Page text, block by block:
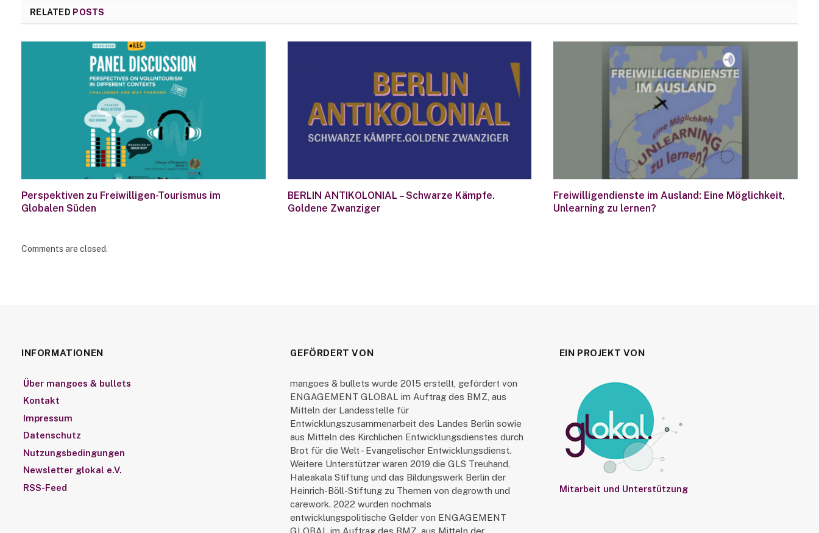
RELATED POSTS
Perspektiven zu Freiwilligen-Tourismus im
Globalen Süden
BERLIN ANTIKOLONIAL – Schwarze Kämpfe.
Goldene Zwanziger
Freiwilligendienste im Ausland: Eine Möglichkeit,
Unlearning zu lernen?
Comments are closed.
INFORMATIONEN
Über mangoes & bullets
Kontakt
Impressum
Datenschutz
Nutzungsbedingungen
Newsletter glokal e.V.
RSS-Feed
GEFÖRDERT VON
mangoes & bullets wurde 2015 erstellt, gefördert von
ENGAGEMENT GLOBAL im Auftrag des BMZ, aus
Mitteln der Landesstelle für
Entwicklungszusammenarbeit des Landes Berlin sowie
aus Mitteln des Kirchlichen Entwicklungsdienstes durch
Brot für die Welt - Evangelischer Entwicklungsdienst.
Weitere Unterstützer waren 2019 die GLS Treuhand,
Haleakala Stiftung und das Bildungswerk Berlin der
Heinrich-Böll-Stiftung zu Themen von degrowth und
carework. 2022 wurden nochmals
entwicklungspolitische Gelder von ENGAGEMENT
GLOBAL im Auftrag des BMZ, aus Mitteln der
EIN PROJEKT VON
Mitarbeit und Unterstützung